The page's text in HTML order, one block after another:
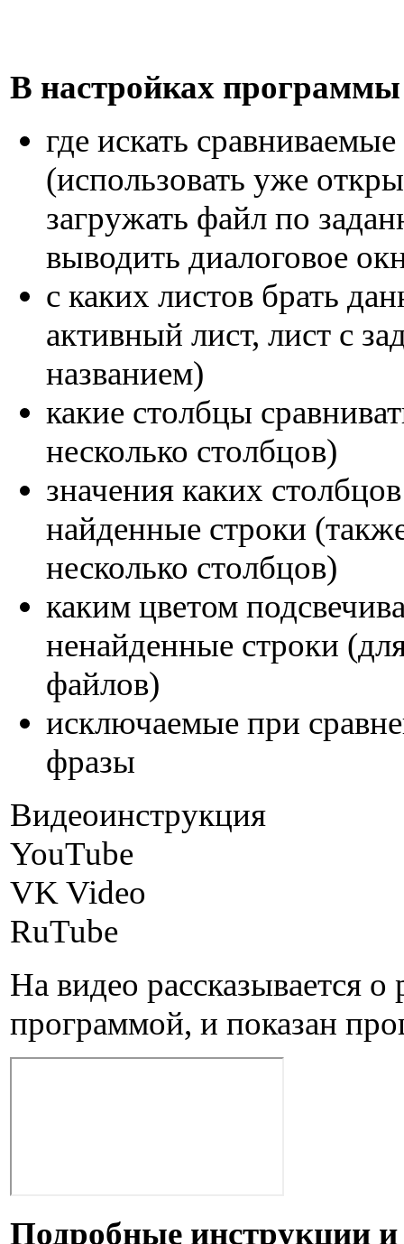
В настройках
где искать
(использовать уже
загружать файл по
выводить диалоговое
с каких листов брать
активный лист, лист с
названием)
какие столбцы
несколько столбцов)
значения каких
найденные строки
несколько столбцов)
каким цветом
ненайденные строки
файлов)
исключаемые при
фразы
Видеоинструкция
YouTube
VK Video
RuTube
На видео рассказывается о
программой, и показан
Подробные инструкции и